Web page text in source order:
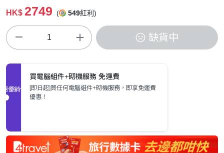
HK$ 2749 ( 549紅利)
缺貨中
促銷優惠
買電腦組件+砌機服務 免運費
[即日起]買任何電腦組件+砌機服務，即享免運費
優惠！